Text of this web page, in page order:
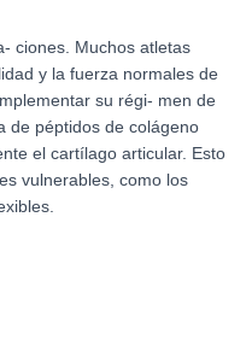
ciones. Muchos atletas
y la fuerza normales de
su régi- men de
de péptidos de colágeno
el cartílago articular. Esto
vulnerables, como los